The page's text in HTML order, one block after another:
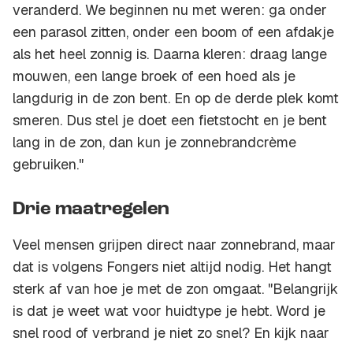
veranderd. We beginnen nu met weren: ga onder
een parasol zitten, onder een boom of een afdakje
als het heel zonnig is. Daarna kleren: draag lange
mouwen, een lange broek of een hoed als je
langdurig in de zon bent. En op de derde plek komt
smeren. Dus stel je doet een fietstocht en je bent
lang in de zon, dan kun je zonnebrandcrème
gebruiken."
Drie maatregelen
Veel mensen grijpen direct naar zonnebrand, maar
dat is volgens Fongers niet altijd nodig. Het hangt
sterk af van hoe je met de zon omgaat. "Belangrijk
is dat je weet wat voor huidtype je hebt. Word je
snel rood of verbrand je niet zo snel? En kijk naar